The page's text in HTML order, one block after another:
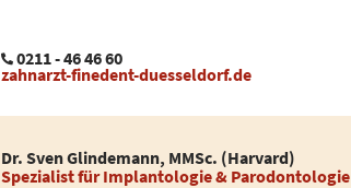
0211 - 46 46 60
zahnarzt-finedent-duesseldorf.de
Dr. Sven Glindemann, MMSc. (Harvard)
Spezialist für Implantologie & Parodontologie